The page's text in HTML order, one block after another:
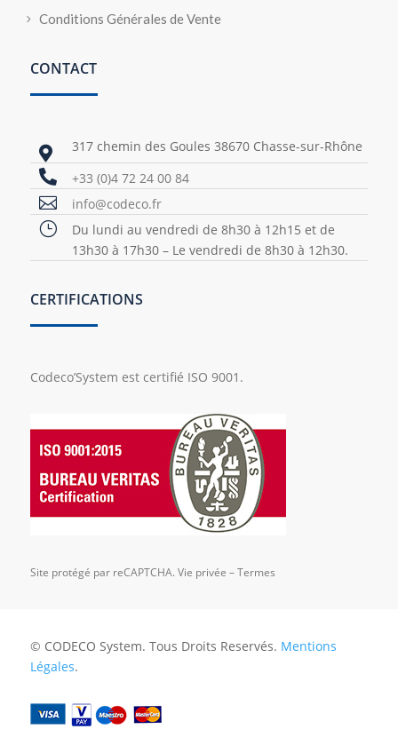
Conditions Générales de Vente
CONTACT
 317 chemin des Goules 38670 Chasse-sur-Rhône
 +33 (0)4 72 24 00 84
 info@codeco.fr
}
Du lundi au vendredi de 8h30 à 12h15 et de
13h30 à 17h30 – Le vendredi de 8h30 à 12h30.
CERTIFICATIONS
Codeco’System est certifié ISO 9001.
Site protégé par reCAPTCHA. Vie privée –Termes
© CODECO System. Tous Droits Reservés. Mentions
Légales.